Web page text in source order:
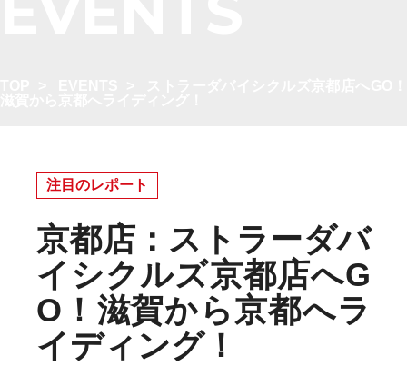
注目のレポート
京都店：ストラーダバ
イシクルズ京都店へG
O！滋賀から京都へラ
イディング！